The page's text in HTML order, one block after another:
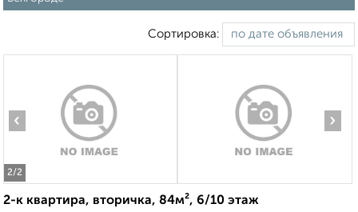
Сортировка:
2/2
‹ ›
2-к квартира, вторичка, 84м², 6/10 этаж